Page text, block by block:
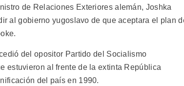
de Relaciones Exteriores alemán, Joshka
al gobierno yugoslavo de que aceptara el plan
del opositor Partido del Socialismo
estuvieron al frente de la extinta República
del país en 1990.